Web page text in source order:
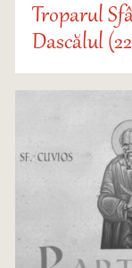
Troparul
Dascălul